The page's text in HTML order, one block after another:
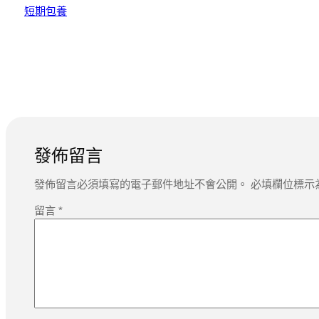
短期包養
發佈留言
發佈留言必須填寫的電子郵件地址不會公開。 必填欄位標
留言 *